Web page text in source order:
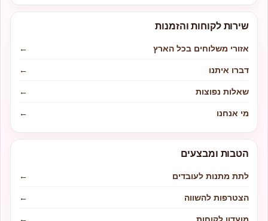
שירות לקוחות והזמנות
אזורי משלוחים בכל הארץ
←
דברו איתנו
←
שאלות נפוצות
←
מי אנחנו
←
הטבות ומבצעים
לתת מתנות לעובדים
←
הצטרפות להשווה
←
מועדון לקוחות
←